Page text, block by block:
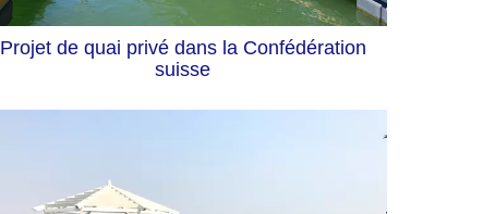
Projet de quai privé dans la Confédération
suisse